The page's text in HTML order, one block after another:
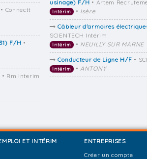
usinage) F/H • Artem
Intérim • Isère
Câbleur d'armoires
SCIENTECH Intérim
Intérim • NEUILLY SUR MARNE
Conducteur de Ligne H/F •
Intérim •ANTONY
• Connectt
F/H •
• Rm Interim
ET INTÉRIM
ENTREPRISES
Créer un compte